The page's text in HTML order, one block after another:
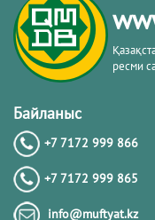
11.04.2016
23.10.2015
Бараат түнін қалай өткізу
ресми
Байланыс
+7 7172 999 866
+7 7172 999 865
info@muftyat.kz